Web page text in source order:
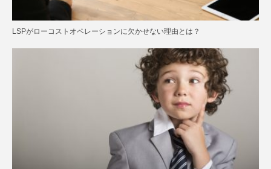
LSPがローコストオペレーションに欠かせない理由とは？